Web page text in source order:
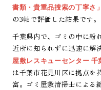
書類・貴重品捜索の丁寧さ
の3軸で評価した結果です。
千葉県内で、ゴミの中に紛
近所に知られずに迅速に解
屋敷レスキューセンター 千
は千葉市花見川区に拠点を
富。ゴミ屋敷清掃士による